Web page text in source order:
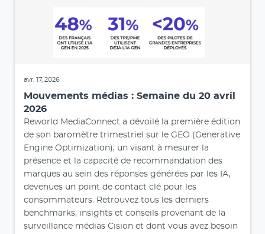
avr. 17, 2026
Mouvements médias : Semaine du 20 avril
2026
Reworld MediaConnect a dévoilé la première édition
de son baromètre trimestriel sur le GEO (Generative
Engine Optimization), un visant à mesurer la
présence et la capacité de recommandation des
marques au sein des réponses générées par les IA,
devenues un point de contact clé pour les
consommateurs. Retrouvez tous les derniers
benchmarks, insights et conseils provenant de la
surveillance médias Cision et dont vous avez besoin